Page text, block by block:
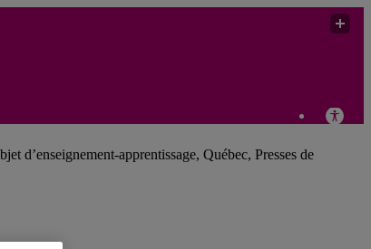
d’enseignement-apprentissage, Québec, Presses de